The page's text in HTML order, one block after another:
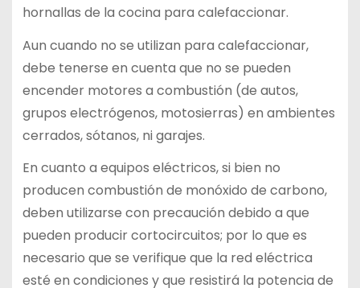
hornallas de la cocina para calefaccionar.
Aun cuando no se utilizan para calefaccionar,
debe tenerse en cuenta que no se pueden
encender motores a combustión (de autos,
grupos electrógenos, motosierras) en ambientes
cerrados, sótanos, ni garajes.
En cuanto a equipos eléctricos, si bien no
producen combustión de monóxido de carbono,
deben utilizarse con precaución debido a que
pueden producir cortocircuitos; por lo que es
necesario que se verifique que la red eléctrica
esté en condiciones y que resistirá la potencia de